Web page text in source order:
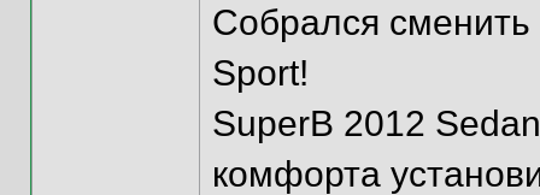
Собрался
Sport!
SuperB 2012
комфорта